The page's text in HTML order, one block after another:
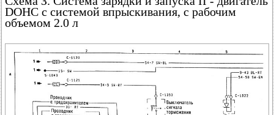
DOHC с системой впрыскивания, с рабочим
объемом 2.0 л